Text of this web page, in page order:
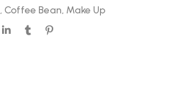
, Coffee Bean, Make Up